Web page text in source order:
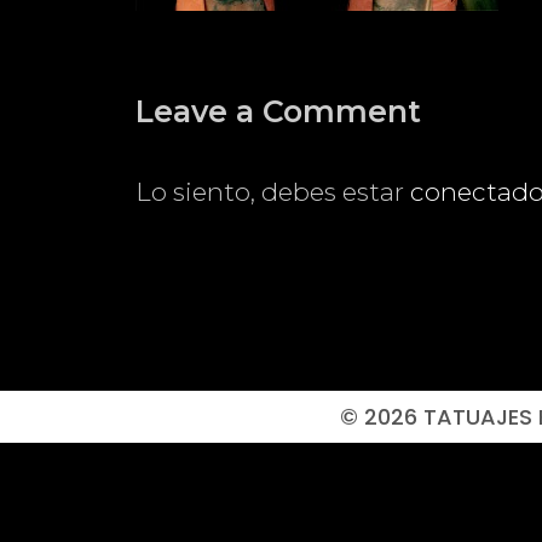
Leave a Comment
Lo siento, debes estar conectado
© 2026 TATUAJES